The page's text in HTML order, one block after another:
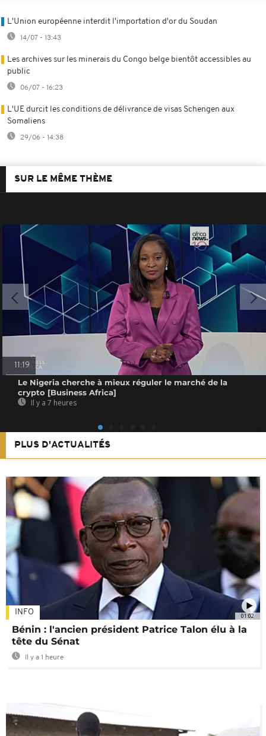
L'Union européenne interdit l'importation d'or du Soudan
14/07 - 13:43
Les archives sur les minerais du Congo belge bientôt accessibles au
public
06/07 - 16:23
L'UE durcit les conditions de délivrance de visas Schengen aux
Somaliens
29/06 - 14:38
SUR LE MÊME THÈME
11:19
Le Nigeria cherche à mieux réguler le marché de la
crypto [Business Africa]
Il y a 7 heures
PLUS D'ACTUALITÉS
01:02
INFO
Bénin : l'ancien président Patrice Talon élu à la
tête du Sénat
Il y a 1 heure